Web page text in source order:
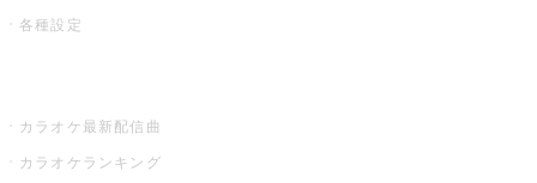
各種設定
カラオケ最新配信曲
カラオケランキング